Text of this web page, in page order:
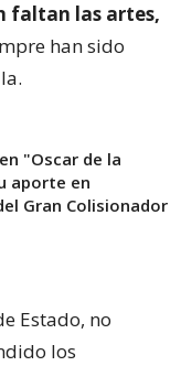
faltan las artes,
han sido
"Oscar de la
aporte en
Gran Colisionador
Estado, no
los